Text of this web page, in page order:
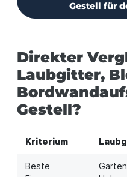
Gestell für
Direkter
Laubgitter,
Gestell?
Kriterium
Beste